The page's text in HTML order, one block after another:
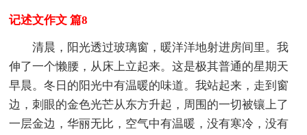
记述文作文 篇8
清晨，阳光透过玻璃窗，暖洋洋地射进房间里。我
伸了一个懒腰，从床上立起来。这是极其普通的星期天
早晨。冬日的阳光中有温暖的味道。我站起来，走到窗
边，刺眼的金色光芒从东方升起，周围的一切被镶上了
一层金边，华丽无比，空气中有温暖，没有寒冷，没有